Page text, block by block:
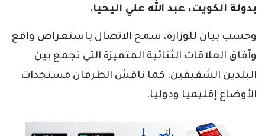
بدولة الكويت، عبد الله علي اليحيا.
وحسب بيان للوزارة، سمح الاتصال باستعراض واقع
وآفاق العلاقات الثنائية المتميزة التي تجمع بين
البلدين الشقيقين. كما ناقش الطرفان مستجدات
الأوضاع إقليميا ودوليا.